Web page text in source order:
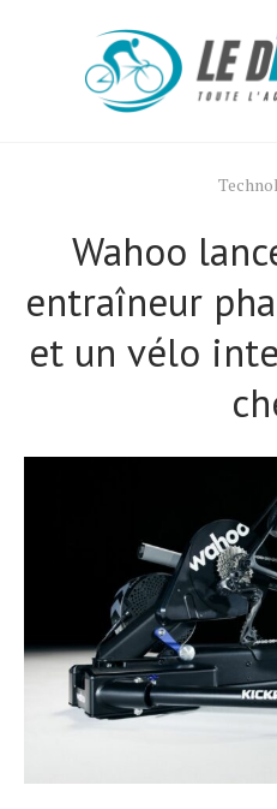
Wahoo
entraîneur
et un vélo